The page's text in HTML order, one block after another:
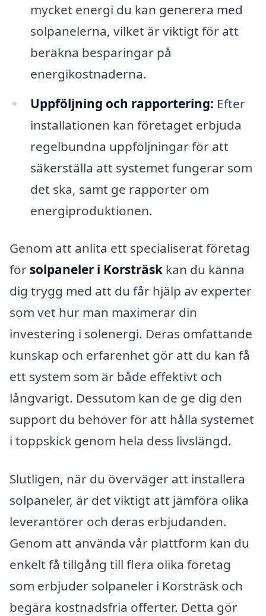
mycket energi du kan generera med
solpanelerna, vilket är viktigt för att
beräkna besparingar på
energikostnaderna.
Uppföljning och rapportering: Efter
installationen kan företaget erbjuda
regelbundna uppföljningar för att
säkerställa att systemet fungerar som
det ska, samt ge rapporter om
energiproduktionen.
Genom att anlita ett specialiserat företag
för solpaneler i Korsträsk kan du känna
dig trygg med att du får hjälp av experter
som vet hur man maximerar din
investering i solenergi. Deras omfattande
kunskap och erfarenhet gör att du kan få
ett system som är både effektivt och
långvarigt. Dessutom kan de ge dig den
support du behöver för att hålla systemet
i toppskick genom hela dess livslängd.
Slutligen, när du överväger att installera
solpaneler, är det viktigt att jämföra olika
leverantörer och deras erbjudanden.
Genom att använda vår plattform kan du
enkelt få tillgång till flera olika företag
som erbjuder solpaneler i Korsträsk och
begära kostnadsfria offerter. Detta gör